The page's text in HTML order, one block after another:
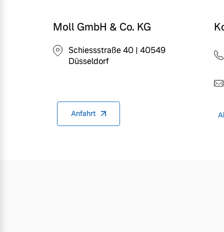
Moll GmbH & Co. KG
Schiessstraße 40 | 40549
Düsseldorf
Anfahrt